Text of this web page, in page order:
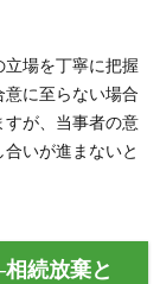
場を丁寧に把握
に至らない場合
すが、当事者の意
いが進まないと
続放棄と